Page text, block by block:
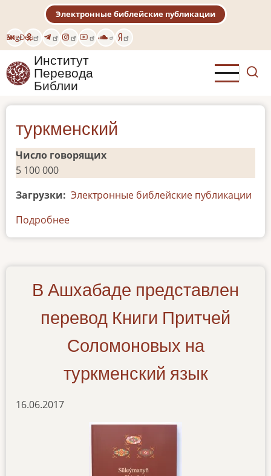
основному
содержанию
EngDeu
Электронные библейские публикации
Институт
Перевода
Библии
туркменский
Число говорящих
5 100 000
Загрузки
Электронные библейские публикации
Подробнее
туркменский
В Ашхабаде представлен
перевод Книги Притчей
Соломоновых на
туркменский язык
16.06.2017